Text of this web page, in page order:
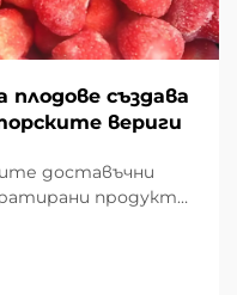
създава
вериги
доставъчни
продукти.
през
суши